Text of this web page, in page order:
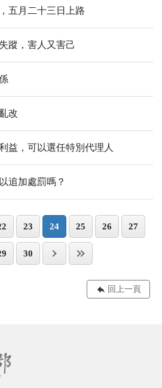
五月二十三日上路
蹤，害人又害己
改
益，可以選任特別代理人
追加處罰嗎？
23 24 25 26 27
30
回上一頁